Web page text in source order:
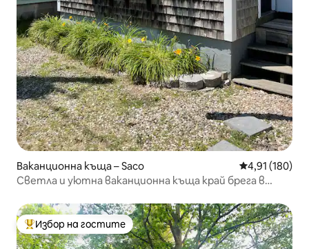
Ваканционна къща – Saco Средна
4,91 (180)
Светла и уютна ваканционна къща край брега в
Най-популярен избор на гостите
Избор на гостите